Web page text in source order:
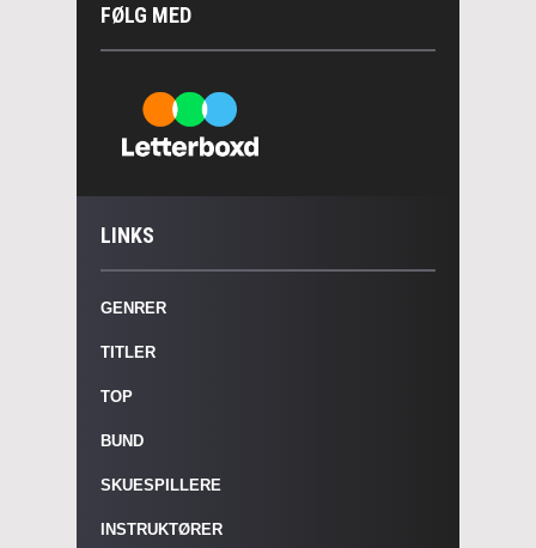
FØLG MED
LINKS
GENRER
TITLER
TOP
BUND
SKUESPILLERE
INSTRUKTØRER